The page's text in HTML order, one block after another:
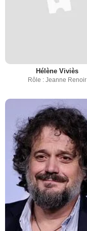
Hélène Viviès
Rôle : Jeanne Renoir